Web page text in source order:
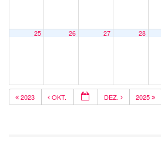
25 26 27 28
2023 OKT. DEZ. 2025